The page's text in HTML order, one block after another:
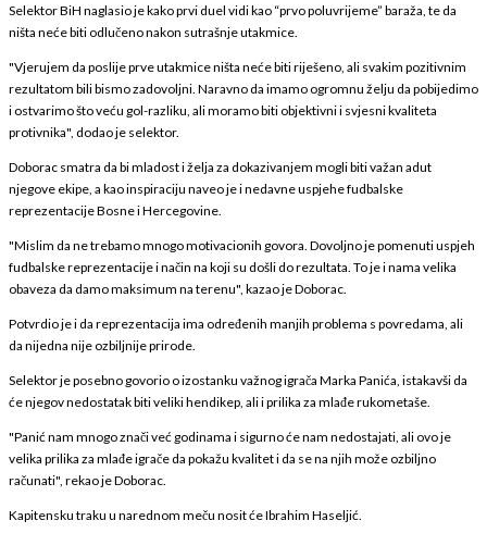
Selektor BiH naglasio je kako prvi duel vidi kao “prvo poluvrijeme” baraža, te da
ništa neće biti odlučeno nakon sutrašnje utakmice.
"Vjerujem da poslije prve utakmice ništa neće biti riješeno, ali svakim pozitivnim
rezultatom bili bismo zadovoljni. Naravno da imamo ogromnu želju da pobijedimo
i ostvarimo što veću gol-razliku, ali moramo biti objektivni i svjesni kvaliteta
protivnika", dodao je selektor.
Doborac smatra da bi mladost i želja za dokazivanjem mogli biti važan adut
njegove ekipe, a kao inspiraciju naveo je i nedavne uspjehe fudbalske
reprezentacije Bosne i Hercegovine.
"Mislim da ne trebamo mnogo motivacionih govora. Dovoljno je pomenuti uspjeh
fudbalske reprezentacije i način na koji su došli do rezultata. To je i nama velika
obaveza da damo maksimum na terenu", kazao je Doborac.
Potvrdio je i da reprezentacija ima određenih manjih problema s povredama, ali
da nijedna nije ozbiljnije prirode.
Selektor je posebno govorio o izostanku važnog igrača Marka Panića, istakavši da
će njegov nedostatak biti veliki hendikep, ali i prilika za mlađe rukometaše.
"Panić nam mnogo znači već godinama i sigurno će nam nedostajati, ali ovo je
velika prilika za mlađe igrače da pokažu kvalitet i da se na njih može ozbiljno
računati", rekao je Doborac.
Kapitensku traku u narednom meču nosit će Ibrahim Haseljić.